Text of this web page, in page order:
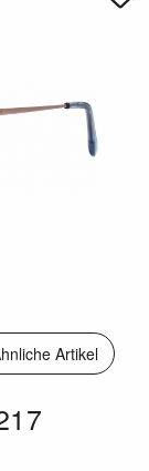
Artikel